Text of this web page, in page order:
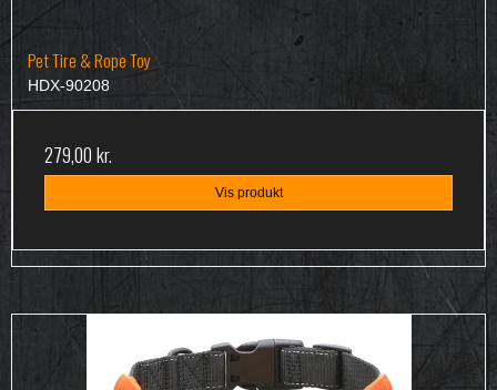
Pet Tire & Rope Toy
HDX-90208
279,00 kr.
Vis produkt